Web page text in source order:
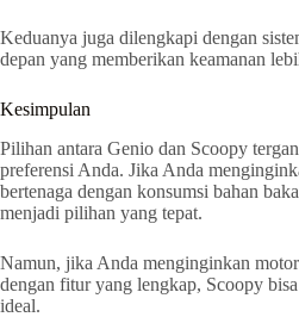
Keduanya juga dilengkapi dengan
depan yang memberikan keamanan
Kesimpulan
Pilihan antara Genio dan Scoopy
preferensi Anda. Jika Anda
bertenaga dengan konsumsi bahan
menjadi pilihan yang tepat.
Namun, jika Anda menginginkan
dengan fitur yang lengkap, Scoopy
ideal.